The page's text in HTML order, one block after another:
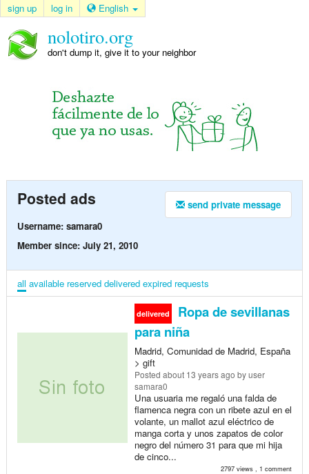
sign up log in English
nolotiro.org
don't dump it, give it to your neighbor
send private message
Posted ads
Username: samara0
Member since: July 21, 2010
all available reserved delivered expired requests
delivered
Ropa de sevillanas
para niña
Madrid, Comunidad de Madrid, España
> gift
Posted about 13 years ago by user
samara0
Una usuaria me regaló una falda de
flamenca negra con un ribete azul en el
volante, un mallot azul eléctrico de
manga corta y unos zapatos de color
negro del número 31 para que mi hija
de cinco...
2797 views , 1 comment